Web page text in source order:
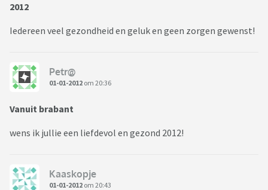
2012
Iedereen veel gezondheid en geluk en geen zorgen gewenst!
Petr@
01-01-2012 om 20:36
Vanuit brabant
wens ik jullie een liefdevol en gezond 2012!
Kaaskopje
01-01-2012 om 20:43